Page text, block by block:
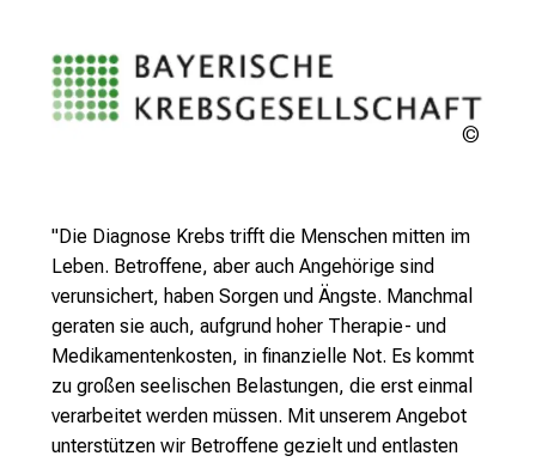
"Die Diagnose Krebs trifft die Menschen mitten im
Leben. Betroffene, aber auch Angehörige sind
verunsichert, haben Sorgen und Ängste. Manchmal
geraten sie auch, aufgrund hoher Therapie- und
Medikamentenkosten, in finanzielle Not. Es kommt
zu großen seelischen Belastungen, die erst einmal
verarbeitet werden müssen. Mit unserem Angebot
unterstützen wir Betroffene gezielt und entlasten